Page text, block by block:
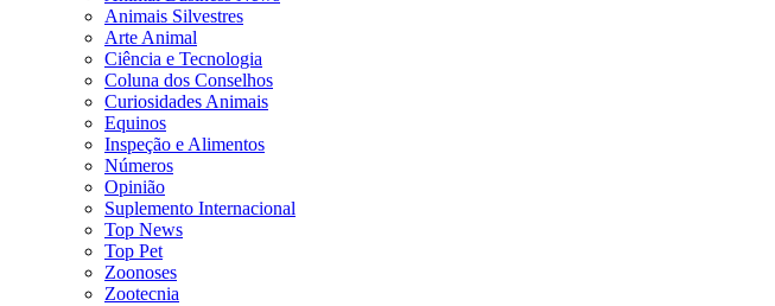
Animais Silvestres
Arte Animal
Ciência e Tecnologia
Coluna dos Conselhos
Curiosidades Animais
Equinos
Inspeção e Alimentos
Números
Opinião
Suplemento Internacional
Top News
Top Pet
Zoonoses
Zootecnia